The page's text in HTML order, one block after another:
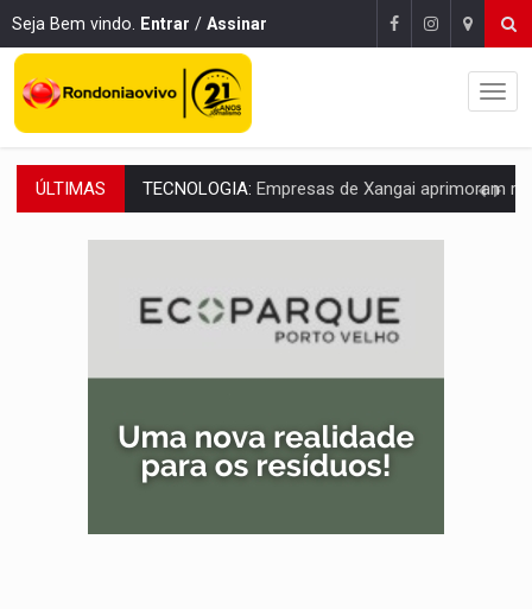
Seja Bem vindo. Entrar / Assinar
ÚLTIMAS PROTEGE A TERRA:China descobre como explodir asteroide com bomba
VÍDEO:Motociclista morre após bater na traseira de
EMPREENDEDORISMO:7 negócios que podem começar com pouco dinheiro e
GIGANTE DA AMÉRICA:Brasil reúne dimensão continental e posição
INDEPENDÊNCIA:10 dicas importantes para quem quer
VARCENA:Cientistas descobrem nova espécie de rã em florestas